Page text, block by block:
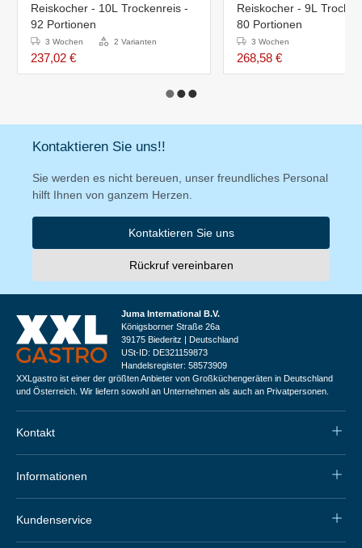
Reiskocher - 10L Trockenreis -
92 Portionen
3 Wochen 2 Varianten
237,02 €
Reiskocher - 9L
80 Portionen
3 Wochen
268,58 €
Kontaktieren Sie uns!!
Sie werden es nicht bereuen, unser freundliches Personal
hilft Ihnen von ganzem Herzen.
Kontaktieren Sie uns
Rückruf vereinbaren
Juma International B.V.
Königsborner Straße 26a
39175 Biederitz | Deutschland
USt-ID: DE321159873
Handelsregister: 58573909
XXLgastro ist einer der größten Anbieter von Großküchengeräten in Deutschland
und Österreich. Wir liefern sowohl an Unternehmen als auch an Privatpersonen.
Kontakt
Informationen
Kundenservice